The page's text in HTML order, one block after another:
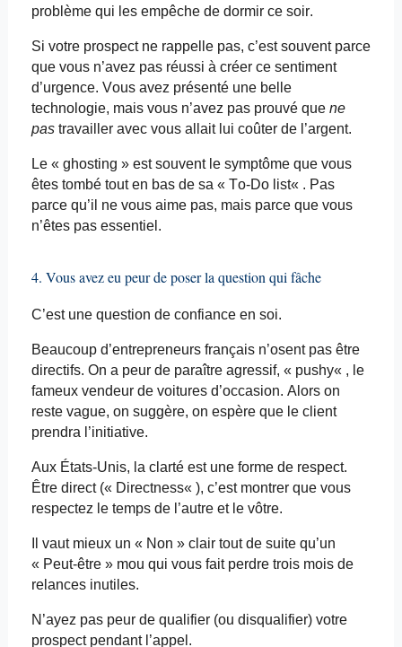
problème qui les empêche de dormir ce soir.
Si votre prospect ne rappelle pas, c’est souvent parce
que vous n’avez pas réussi à créer ce sentiment
d’urgence. Vous avez présenté une belle
technologie, mais vous n’avez pas prouvé que ne
pastravailler avec vous allait lui coûter de l’argent.
Le « ghosting » est souvent le symptôme que vous
êtes tombé tout en bas de sa « To-Do list« . Pas
parce qu’il ne vous aime pas, mais parce que vous
n’êtes pas essentiel.
4. Vous avezeu peurde poser la question qui fâche
C’est une question de confiance en soi.
Beaucoup d’entrepreneurs français n’osent pas être
directifs. On a peur de paraître agressif, « pushy« , le
fameux vendeur de voitures d’occasion. Alors on
reste vague, on suggère, on espère que le client
prendra l’initiative.
Aux États-Unis, la clarté est une forme de respect.
Être direct (« Directness« ), c’est montrer que vous
respectez le temps de l’autre et le vôtre.
Il vaut mieux un « Non » clair tout de suite qu’un
« Peut-être »mou qui vous fait perdre trois mois de
relances inutiles.
N’ayez pas peurde qualifier (ou disqualifier) votre
prospect pendant l’appel.